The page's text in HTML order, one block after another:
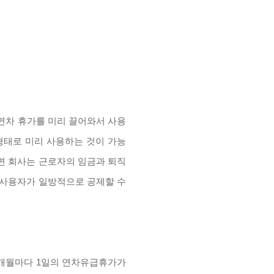
차 휴가를 미리 끌어와서 사용
로 미리 사용하는 것이 가능
회사는 근로자의 임금과 퇴직
용자가 일방적으로 공제할 수
월마다 1일의 연차유급휴가가